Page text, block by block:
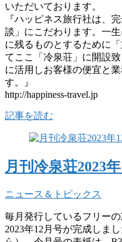
いただいております。
『ハッピネス旅行社は、
談」にこだわります。一
に残るものとするために
てここ「冷泉荘」に開設
に活用しお客様の便宜と
す。』
http://happiness-travel.jp
記事を読む
月刊冷泉荘2023
ニュース＆トピックス
毎月発行しているフリー
2023年12月号が完成しま